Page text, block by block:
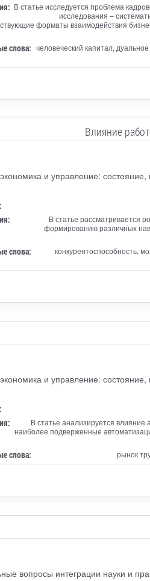
В статье исследуется проблема
исследования –
форматы взаимодействия
слова: человеческий капитал,
Влияние
и управление:
В статье рассматривается
формированию различных
слова:
конкурентоспособность,
и управление:
В статье анализируется влияние
наиболее подверженные
слова: рынок
вопросы интеграции науки и